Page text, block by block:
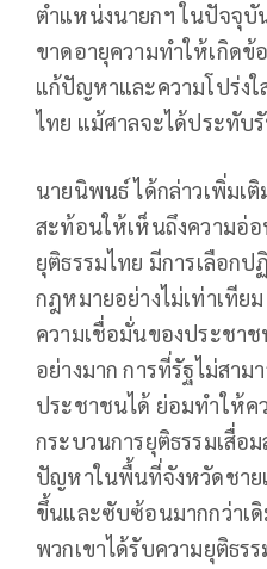
ตำแหน่งนายกฯ ในปัจจุบั
ขาดอายุความทำให้เกิดข้
แก้ปัญหาและความโปร่งใ
ไทย แม้ศาลจะได้ประทับ
นายนิพนธ์ ได้กล่าวเพิ่มเติ
สะท้อนให้เห็นถึงความอ่
ยุติธรรมไทย มีการเลือก
กฎหมายอย่างไม่เท่าเทีย
ความเชื่อมั่นของประชา
อย่างมาก การที่รัฐไม่สาม
ประชาชนได้ ย่อมทำให้ค
กระบวนการยุติธรรมเสื่อ
ปัญหาในพื้นที่จังหวัดชาย
ขึ้นและซับซ้อนมากกว่าเ
พวกเขาได้รับความยุติธร